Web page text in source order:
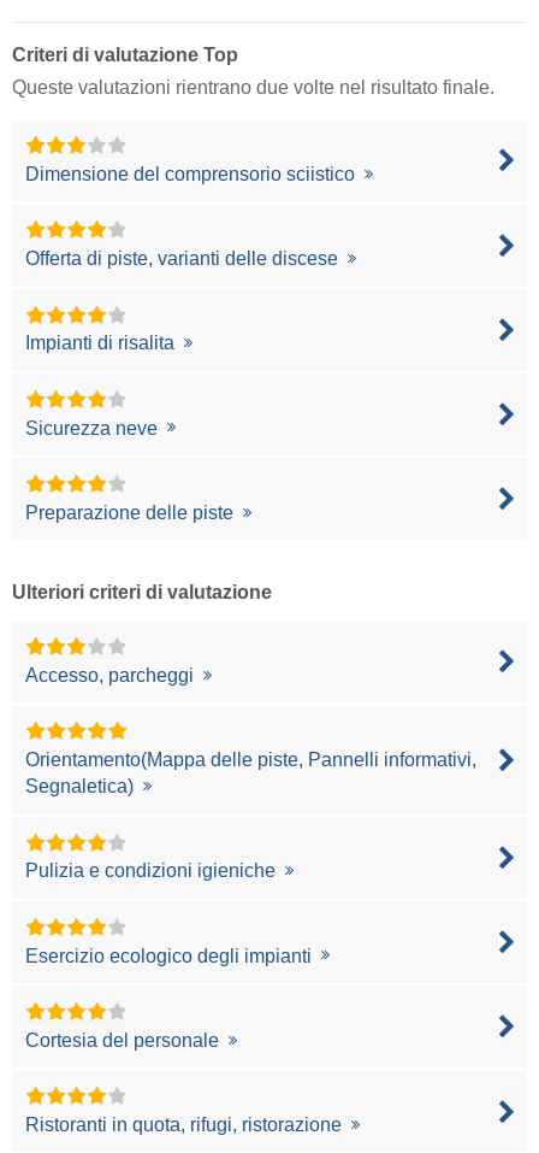
Criteri di valutazione Top
Queste valutazioni rientrano due volte nel risultato finale.
Dimensione del comprensorio sciistico
Offerta di piste, varianti delle discese
Impianti di risalita
Sicurezza neve
Preparazione delle piste
Ulteriori criteri di valutazione
Accesso, parcheggi
Orientamento(Mappa delle piste, Pannelli informativi,
Segnaletica)
Pulizia e condizioni igieniche
Esercizio ecologico degli impianti
Cortesia del personale
Ristoranti in quota, rifugi, ristorazione